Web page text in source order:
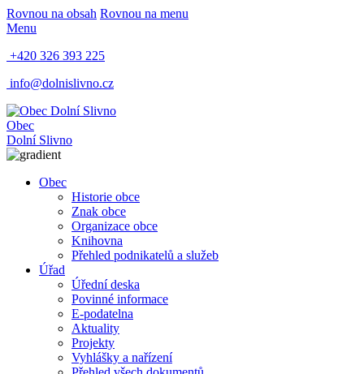
Rovnou na obsah Rovnou na menu
Menu
+420 326 393 225
info@dolnislivno.cz
Obec
Dolní Slivno
Obec
Historie obce
Znak obce
Organizace obce
Knihovna
Přehled podnikatelů a služeb
Úřad
Úřední deska
Povinné informace
E-podatelna
Aktuality
Projekty
Vyhlášky a nařízení